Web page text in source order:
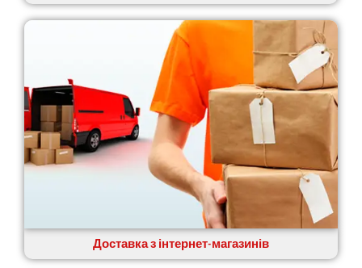
Доставка з інтернет-магазинів